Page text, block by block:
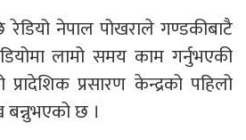
नेपाल पोखराले गण्डकीबाटै
लामो समय काम गर्नुभएकी
प्रसारण केन्द्रको पहिलो
बन्नुभएको छ ।